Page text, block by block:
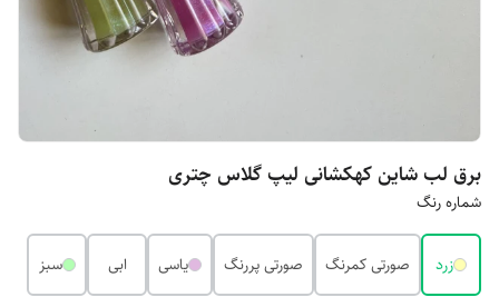
برق لب شاین کهکشانی لیپ گلاس چتری
شماره رنگ
زرد صورتی کمرنگ صورتی پررنگ یاسی ابی سبز